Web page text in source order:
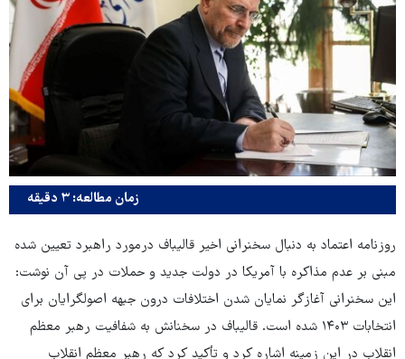
زمان مطالعه: ۳ دقیقه
روزنامه اعتماد به دنبال سخنرانی اخیر قالیباف درمورد راهبرد تعیین شده
مبنی بر عدم مذاکره با آمریکا در دولت جدید و حملات در پی آن نوشت:
این سخنرانی آغازگر نمایان شدن اختلافات درون جبهه اصولگرایان برای
انتخابات ۱۴۰۳ شده است. قالیباف در سخنانش به شفافیت رهبر معظم
انقلاب در این زمینه اشاره کرد و تأکید کرد که رهبر معظم انقلاب